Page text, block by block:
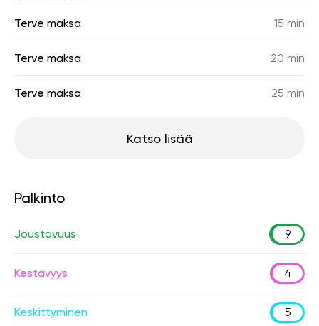
Terve maksa 15 min
Terve maksa 20 min
Terve maksa 25 min
Katso lisää
Palkinto
Joustavuus 9
Kestävyys 4
Keskittyminen 5